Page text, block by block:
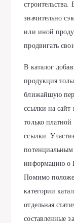
значительно
или иной
продвигать
В каталог
продукция
ближайшую
ссылки на
только
ссылки.
информацию о
Помимо
категории
отдельная
составленные